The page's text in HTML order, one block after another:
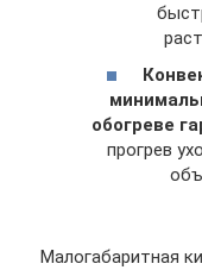
обогреве
прогрев
Малогабаритная